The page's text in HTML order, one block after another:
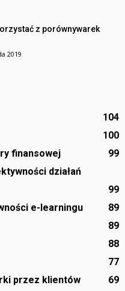
z porównywarek
2019
104
100
finansowej
99
działań
99
e-learningu
89
89
88
77
przez klientów
69